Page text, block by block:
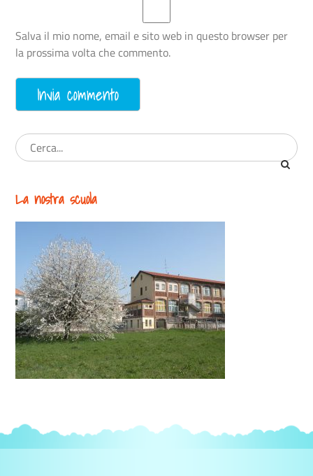
Salva il mio nome, email e sito web in questo browser per
la prossima volta che commento.
La nostra scuola